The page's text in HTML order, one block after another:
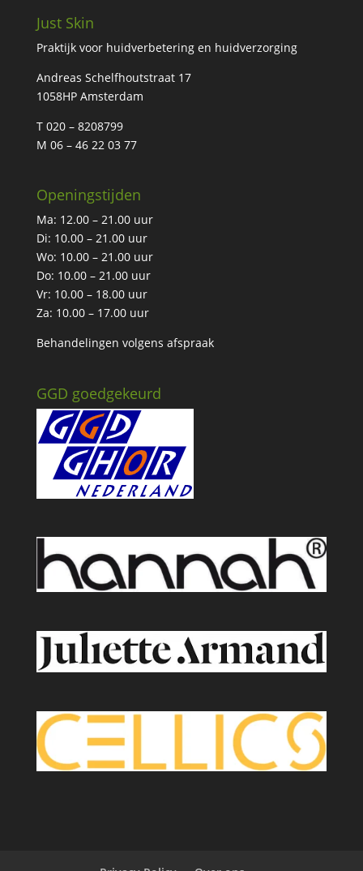
Just Skin
Praktijk voor huidverbetering en huidverzorging
Andreas Schelfhoutstraat 17
1058HP Amsterdam
T 020 – 8208799
M 06 – 46 22 03 77
Openingstijden
Ma: 12.00 – 21.00 uur
Di: 10.00 – 21.00 uur
Wo: 10.00 – 21.00 uur
Do: 10.00 – 21.00 uur
Vr: 10.00 – 18.00 uur
Za: 10.00 – 17.00 uur
Behandelingen volgens afspraak
GGD goedgekeurd